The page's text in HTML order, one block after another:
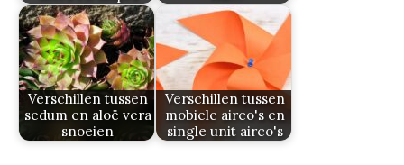
Verschillen tussen
sedum en aloë vera
snoeien
Verschillen tussen
mobiele airco's en
single unit airco's